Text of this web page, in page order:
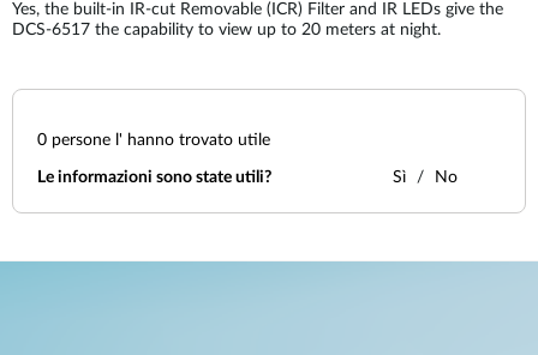
Yes, the built-in IR-cut Removable (ICR) Filter and IR LEDs give the
DCS-6517 the capability to view up to 20 meters at night.
0 persone l' hanno trovato utile
Le informazioni sono state utili? Sì No